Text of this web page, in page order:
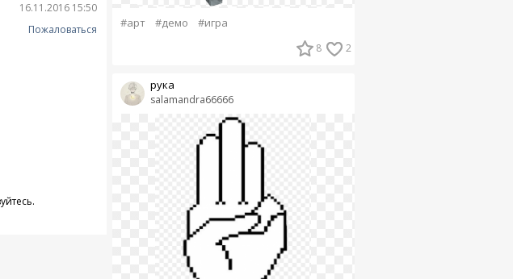
16.11.2016 15:50
Пожаловаться
.
#арт #демо #игра
8 2
salamandra66666
рука